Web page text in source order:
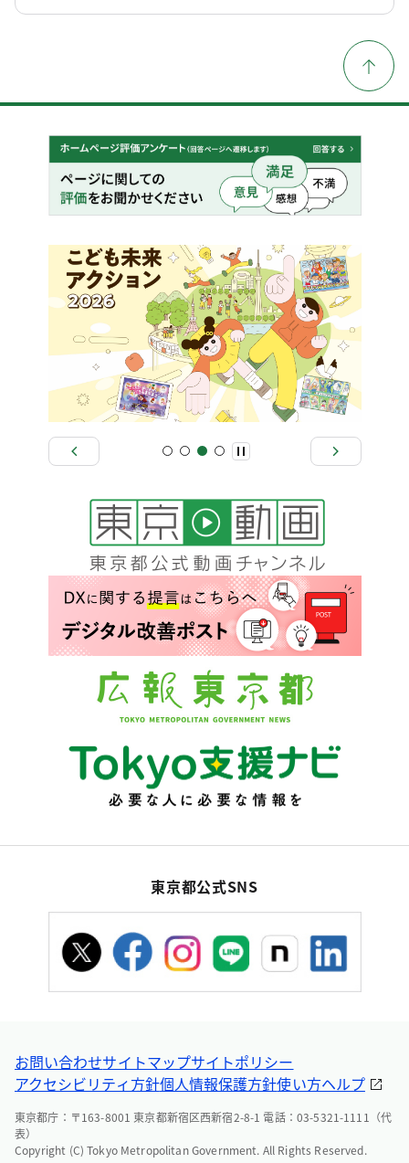
東京都公式SNS
お問い合わせサイトマップサイトポリシー
アクセシビリティ方針個人情報保護方針使い方ヘルプ
東京都庁：〒163-8001 東京都新宿区西新宿2-8-1 電話：03-5321-1111（代
表）
Copyright (C) Tokyo Metropolitan Government. All Rights Reserved.